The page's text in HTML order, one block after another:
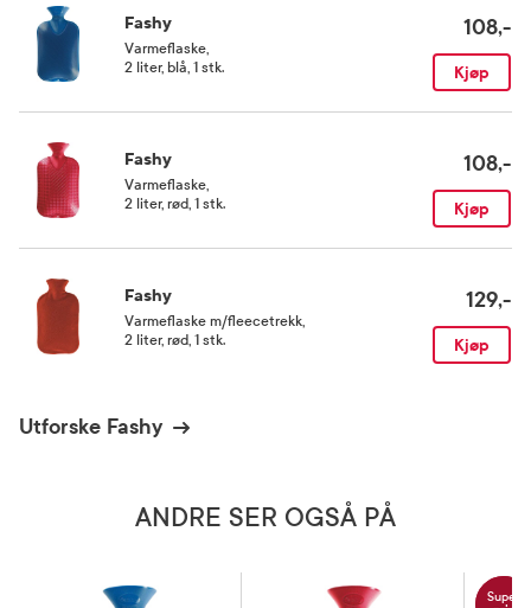
Fashy
Varmeflaske
2 liter, blå, 1 stk.
108,-
Kjøp
Fashy
Varmeflaske
2 liter, rød, 1 stk.
108,-
Kjøp
Fashy
Varmeflaske m/fleecetrekk
2 liter, rød, 1 stk.
129,-
Kjøp
Utforske Fashy
ANDRE SER OGSÅ PÅ
Super